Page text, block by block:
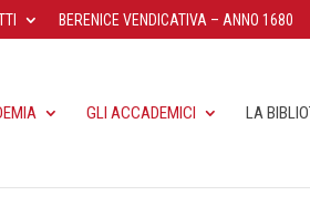
BERENICE VENDICATIVA – ANNO 1680
GLI ACCADEMICI LA